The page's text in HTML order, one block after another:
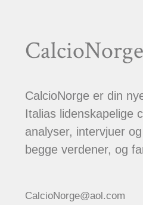
CalcioNorge
CalcioNorge er din
Italias lidenskapelige
analyser, intervjuer
begge verdener, og
CalcioNorge@aol.com